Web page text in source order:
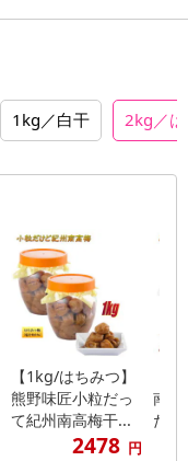
1kg／白干 2kg／
【1kg/はちみつ】
熊野味匠小粒だっ
て紀州南高梅干...
2478 円
南高
だ